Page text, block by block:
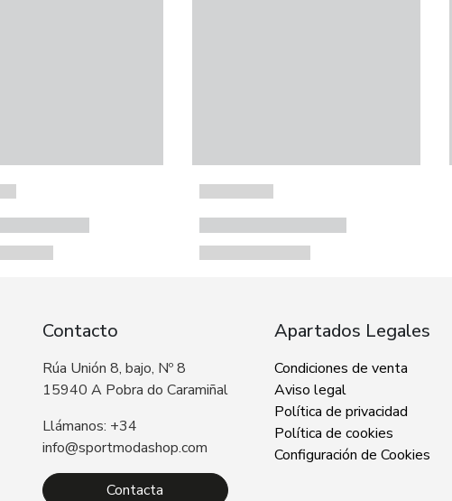
Contacto
Rúa Unión 8, bajo, Nº 8
15940 A Pobra do Caramiñal
Llámanos: +34
info@sportmodashop.com
Contacta
Apartados Legales
Condiciones de venta
Aviso legal
Política de privacidad
Política de cookies
Configuración de Cookies